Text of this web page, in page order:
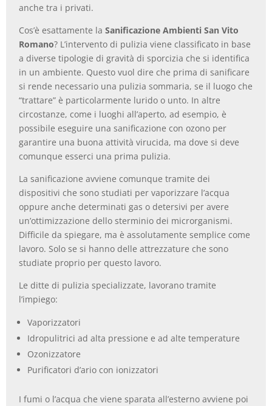
anche tra i privati.
Cos’è esattamente laSanificazione Ambienti San Vito
Romano? L’intervento di pulizia viene classificato in base
a diverse tipologie di gravità di sporcizia che si identifica
in un ambiente. Questo vuol dire che prima di sanificare
si rende necessario una pulizia sommaria, se il luogo che
“trattare” è particolarmente lurido o unto. In altre
circostanze, come i luoghi all’aperto, ad esempio, è
possibile eseguire una sanificazione con ozono per
garantire una buona attività virucida, ma dove si deve
comunque esserci una prima pulizia.
La sanificazione avviene comunque tramite dei
dispositivi che sono studiati per vaporizzare l’acqua
oppure anche determinati gas o detersivi per avere
un’ottimizzazione dello sterminio dei microrganismi.
Difficile da spiegare, ma è assolutamente semplice come
lavoro. Solo se si hanno delle attrezzature che sono
studiate proprio per questo lavoro.
Le ditte di pulizia specializzate, lavorano tramite
l’impiego:
Vaporizzatori
Idropulitrici ad alta pressione e ad alte temperature
Ozonizzatore
Purificatori d’ario con ionizzatori
I fumi o l’acqua che viene sparata all’esterno avviene poi